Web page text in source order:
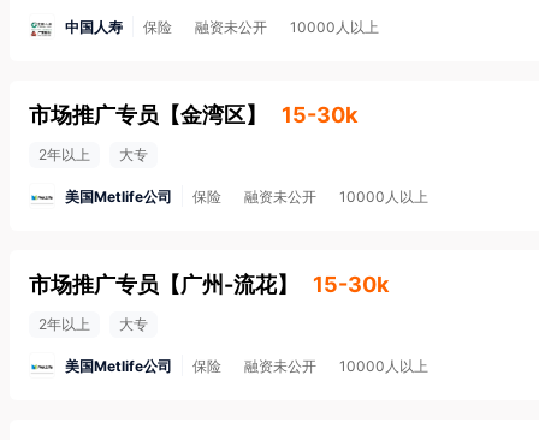
中国人寿 保险 融资未公开 10000人以上
市场推广专员 【金湾区】 15-30k
2年以上 大专
美国Metlife公司 保险 融资未公开 10000人以上
市场推广专员 【广州-流花】 15-30k
2年以上 大专
美国Metlife公司 保险 融资未公开 10000人以上